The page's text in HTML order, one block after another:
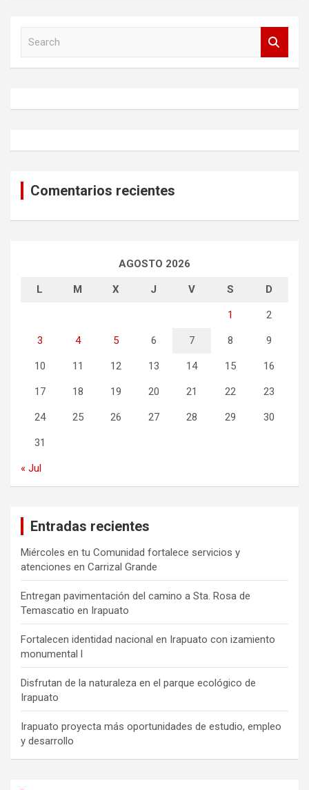
h
Comentarios recientes
AGOSTO 2026
L M X J V S D
1 2
3 4 5 6 7 8 9
10 11 12 13 14 15 16
17 18 19 20 21 22 23
24 25 26 27 28 29 30
31
« Jul
Entradas recientes
Miércoles en tu Comunidad fortalece servicios y
atenciones en Carrizal Grande
Entregan pavimentación del camino a Sta. Rosa de
Temascatio en Irapuato
Fortalecen identidad nacional en Irapuato con izamiento
monumental l
Disfrutan de la naturaleza en el parque ecológico de
Irapuato
Irapuato proyecta más oportunidades de estudio, empleo
y desarrollo